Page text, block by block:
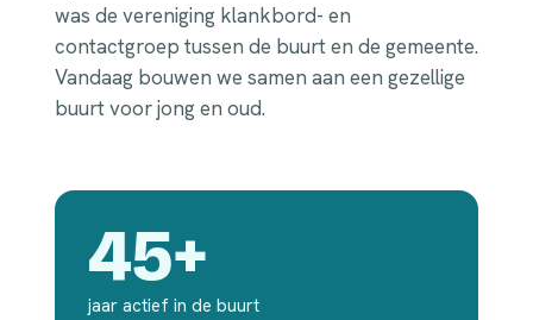
was de vereniging klankbord- en
contactgroep tussen de buurt en de gemeente.
Vandaag bouwen we samen aan een gezellige
buurt voor jong en oud.
45+
jaar actief in de buurt